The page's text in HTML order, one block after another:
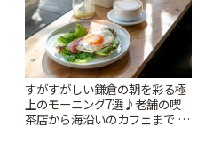
すがすがしい鎌倉の朝を彩る極
上のモーニング7選♪老舗の喫
茶店から海沿いのカフェまで |